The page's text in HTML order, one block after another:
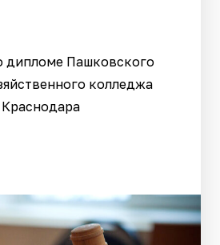
дипломе Пашковского
колледжа
Краснодара